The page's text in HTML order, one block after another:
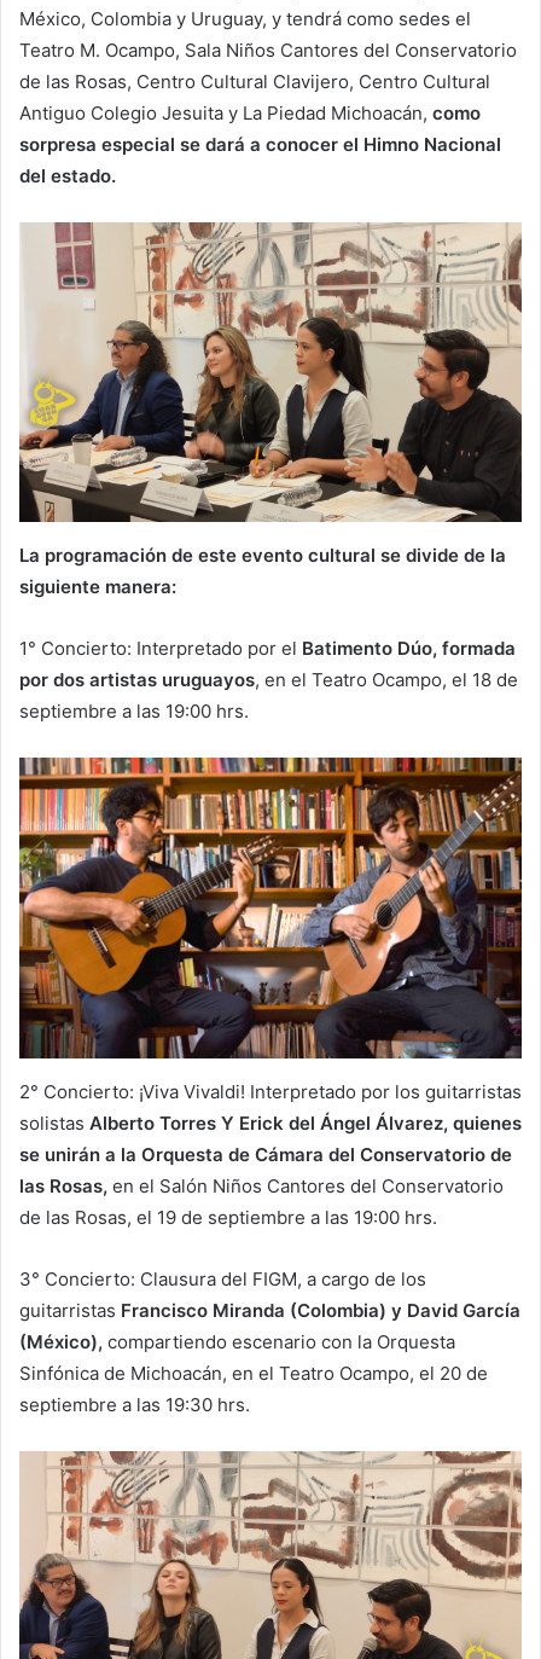
México, Colombia y Uruguay, y tendrá como sedes el
Teatro M. Ocampo, Sala Niños Cantores del Conservatorio
de las Rosas, Centro Cultural Clavijero, Centro Cultural
Antiguo Colegio Jesuita y La Piedad Michoacán, como
sorpresa especial se dará a conocer el Himno Nacional
del estado.
La programación de este evento cultural se divide de la
siguiente manera:
1° Concierto: Interpretado por el Batimento Dúo, formada
por dos artistas uruguayos, en el Teatro Ocampo, el 18 de
septiembre a las 19:00 hrs.
2° Concierto: ¡Viva Vivaldi! Interpretado por los guitarristas
solistas Alberto Torres Y Erick del Ángel Álvarez, quienes
se unirán a la Orquesta de Cámara del Conservatorio de
las Rosas, en el Salón Niños Cantores del Conservatorio
de las Rosas, el 19 de septiembre a las 19:00 hrs.
3° Concierto: Clausura del FIGM, a cargo de los
guitarristas Francisco Miranda (Colombia) y David García
(México), compartiendo escenario con la Orquesta
Sinfónica de Michoacán, en el Teatro Ocampo, el 20 de
septiembre a las 19:30 hrs.